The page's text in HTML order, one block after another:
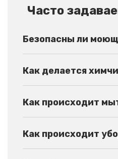
Часто
Безопасны ли
Как делается
Как происходит
Как происходит